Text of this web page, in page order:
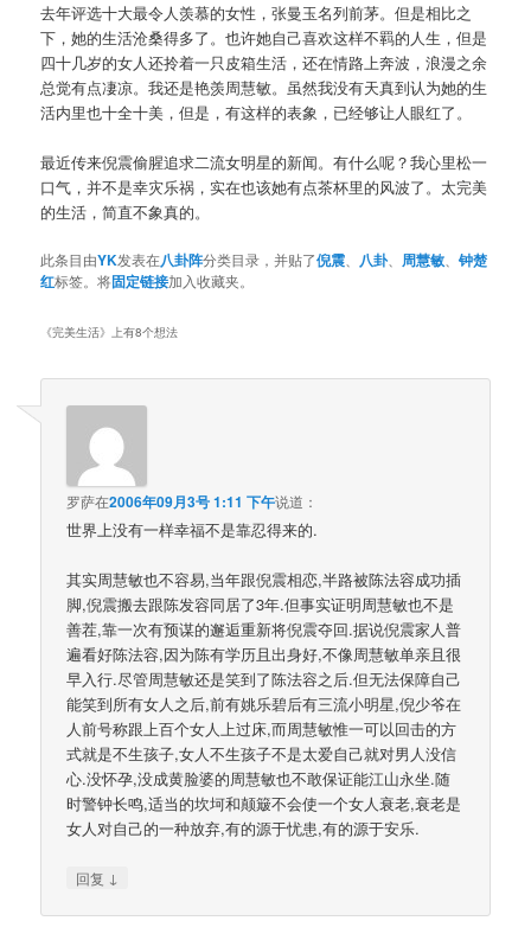
去年评选十大最令人羡慕的女性，张曼玉名列前茅。但是相比之
下，她的生活沧桑得多了。也许她自己喜欢这样不羁的人生，但是
四十几岁的女人还拎着一只皮箱生活，还在情路上奔波，浪漫之余
总觉有点凄凉。我还是艳羡周慧敏。虽然我没有天真到认为她的生
活内里也十全十美，但是，有这样的表象，已经够让人眼红了。
最近传来倪震偷腥追求二流女明星的新闻。有什么呢？我心里松一
口气，并不是幸灾乐祸，实在也该她有点茶杯里的风波了。太完美
的生活，简直不象真的。
此条目由YK发表在八卦阵分类目录，并贴了倪震 八卦 周慧敏 、钟楚
红标签。将固定链接加入收藏夹。
《完美生活》上有8个想法
罗萨在2006年09月3号 1:11 下午说道：
世界上没有一样幸福不是靠忍得来的.
其实周慧敏也不容易,当年跟倪震相恋,半路被陈法容成功插
脚,倪震搬去跟陈发容同居了3年.但事实证明周慧敏也不是
善茬,靠一次有预谋的邂逅重新将倪震夺回.据说倪震家人普
遍看好陈法容,因为陈有学历且出身好,不像周慧敏单亲且很
早入行.尽管周慧敏还是笑到了陈法容之后.但无法保障自己
能笑到所有女人之后,前有姚乐碧后有三流小明星,倪少爷在
人前号称跟上百个女人上过床,而周慧敏惟一可以回击的方
式就是不生孩子,女人不生孩子不是太爱自己就对男人没信
心.没怀孕,没成黄脸婆的周慧敏也不敢保证能江山永坐.随
时警钟长鸣,适当的坎坷和颠簸不会使一个女人衰老,衰老是
女人对自己的一种放弃,有的源于忧患,有的源于安乐.
回复 ↓